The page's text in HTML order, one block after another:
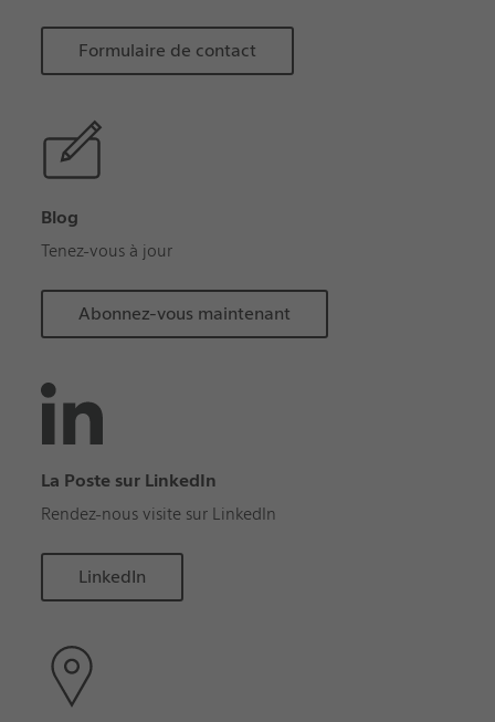
Formulaire de contact
Blog
Tenez-vous à jour
Abonnez-vous maintenant
La Poste sur LinkedIn
Rendez-nous visite sur LinkedIn
LinkedIn